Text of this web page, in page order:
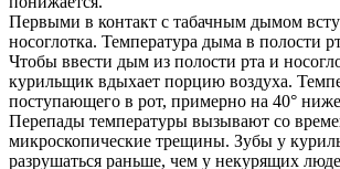
Первыми в контакт с табачным дымом
носоглотка. Температура дыма в полости
Чтобы ввести дым из полости рта и
курильщик вдыхает порцию воздуха.
поступающего в рот, примерно на 40°
Перепады температуры вызывают со
микроскопические трещины. Зубы у
разрушаться раньше, чем у некурящих